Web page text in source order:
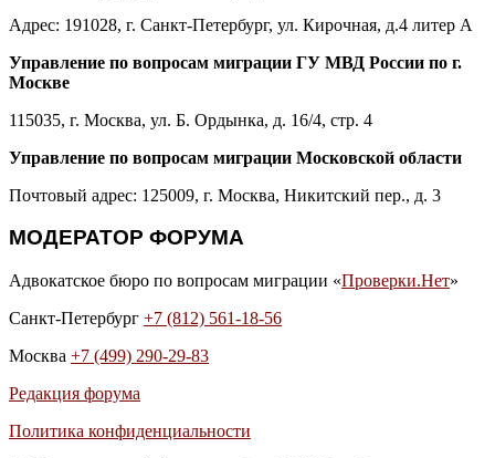
Адрес: 191028, г. Санкт-Петербург, ул. Кирочная, д.4 литер А
Управление по вопросам миграции ГУ МВД России по г.
Москве
115035, г. Москва, ул. Б. Ордынка, д. 16/4, стр. 4
Управление по вопросам миграции Московской области
Почтовый адрес: 125009, г. Москва, Никитский пер., д. 3
МОДЕРАТОР ФОРУМА
Адвокатское бюро по вопросам миграции «Проверки.Нет»
Санкт-Петербург +7 (812) 561-18-56
Москва +7 (499) 290-29-83
Редакция форума
Политика конфиденциальности